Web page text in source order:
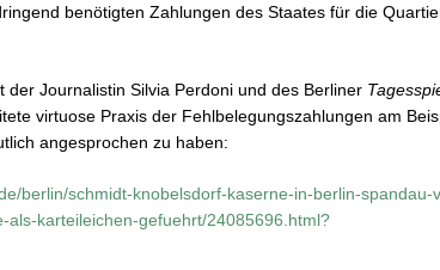
benötigten Zahlungen des Staates für die
der Journalistin Silvia Perdoni und des Berliner
virtuose Praxis der Fehlbelegungszahlungen am
angesprochen zu haben:
berlin/schmidt-knobelsdorf-kaserne-in-berlin-spandau-
als-karteileichen-gefuehrt/24085696.html?